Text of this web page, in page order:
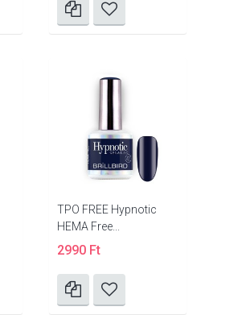
TPO FREE Hypnotic
HEMA Free...
2990 Ft